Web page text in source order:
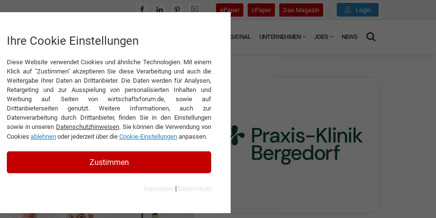
ePaper cPaper Das Magazin Login
INTERVIEWS REGIONAL UNTERNEHMEN JOBS NEWS
Mobilität und Lebensqualität langfristig zu erhalten“
▶ 0:00 4:27
und Lebensqualität
der PKB Praxis-Klinik Bergedorf GmbH
Ihre Cookie Einstellungen
Diese Website verwendet Cookies und ähnliche Technologien. Mit einem
Klick auf "Zustimmen" akzeptieren Sie diese Verarbeitung und auch die
Weitergabe Ihrer Daten an Drittanbieter. Die Daten werden für Analysen,
Retargeting und zur Ausspielung von personalisierten Inhalten und
Werbung auf Seiten von wirtschaftsforum.de, sowie auf
Drittanbieterseiten genutzt. Weitere Informationen, auch zur
Datenverarbeitung durch Drittanbieter, finden Sie in den Einstellungen
sowie in unseren Datenschutzhinweisen. Sie können die Verwendung von
Cookies ablehnen oder jederzeit über die Cookie-Einstellungen anpassen.
Zustimmen
Impressum | Datenschutz